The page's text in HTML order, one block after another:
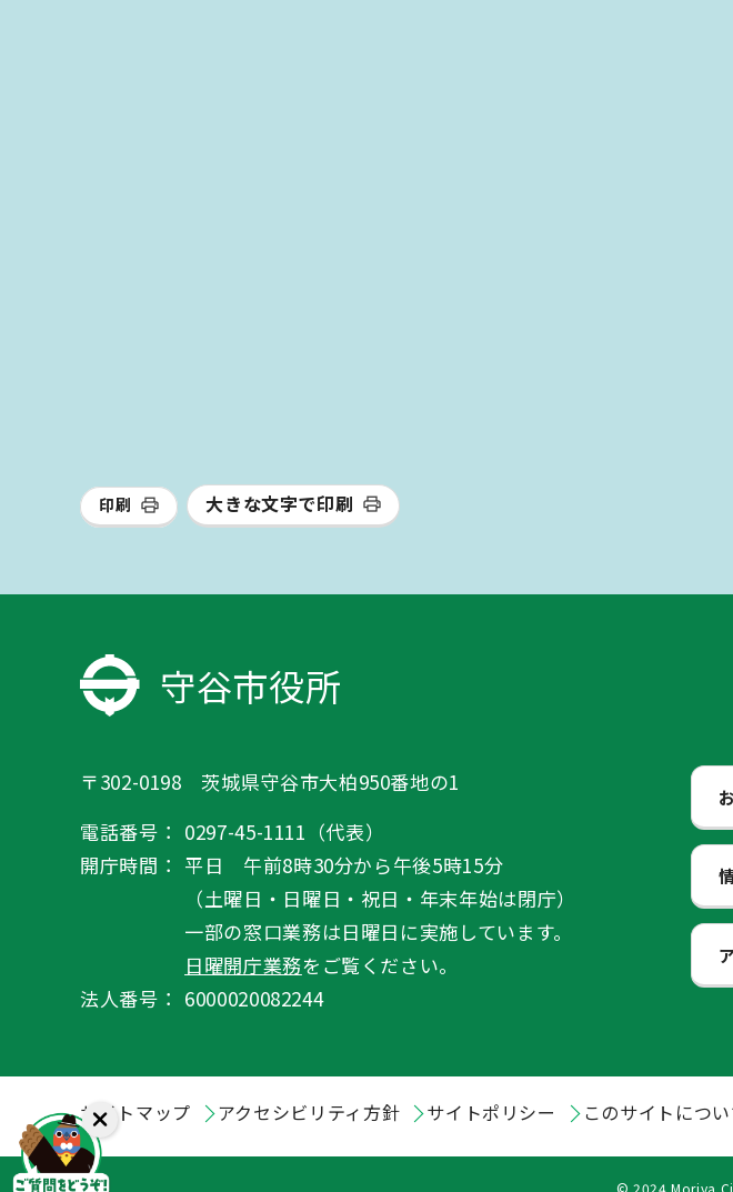
印刷 大きな文字で印刷
守谷市役所
〒302-0198 茨城県守谷市大柏950番地の1
電話番号： 0297-45-1111（代表）
開庁時間： 平日 午前8時30分から午後5時15分
（土曜日・日曜日・祝日・年末年始は閉庁）
一部の窓口業務は日曜日に実施しています。
日曜開庁業務をご覧ください。
法人番号： 6000020082244
サイトマップ アクセシビリティ方針 サイトポリシー このサイトにつ
© 2024 Moriya